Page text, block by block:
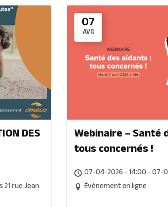
DES
21 rue Jean
07
AVR
Webinaire – Santé
tous concernés !
07-04-2026 - 14:00 - 07-
Évènement en ligne